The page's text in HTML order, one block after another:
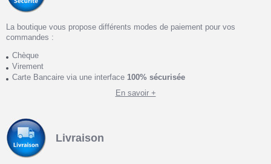
La boutique vous propose différents modes de paiement pour vos
commandes :
Chèque
Virement
Carte Bancaire via une interface 100% sécurisée
En savoir +
Livraison